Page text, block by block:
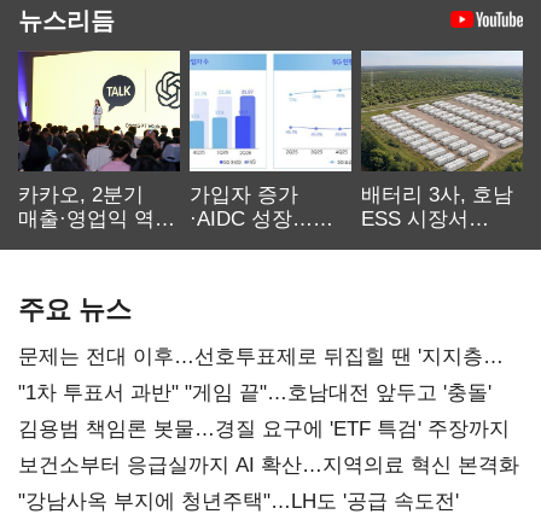
뉴스리듬
카카오, 2분기
매출·영업익 역대
가입자 증가
·AIDC 성장…
배터리 3사, 호남
ESS 시장서
주요 뉴스
문제는 전대 이후…선호투표제로 뒤집힐 땐 '지지층
불복'
"1차 투표서 과반" "게임 끝"…호남대전 앞두고 '충돌'
김용범 책임론 봇물…경질 요구에 'ETF 특검' 주장까지
보건소부터 응급실까지 AI 확산…지역의료 혁신 본격화
"강남사옥 부지에 청년주택"…LH도 '공급 속도전'